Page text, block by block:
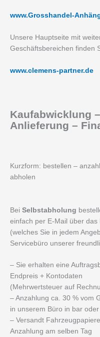
www.Grosshandel-
Unsere Hauptseite mit
Geschäftsbereichen finden
www.clemens-partner.de
Kaufabwicklung
Anlieferung –
Kurzform: bestellen –
abholen
Bei Selbstabholung
einfach per E-Mail über das
(welches Sie in jedem
Servicebüro unserer
– Sie erhalten eine
Endpreis + Kontodaten
(Mehrwertsteuer auf
– Anzahlung ca. 30 % vom
in unserem Büro in bar
– Versandt
Anzahlung am selben Tag